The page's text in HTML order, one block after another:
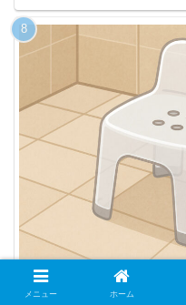
お風呂で大活躍する
メニュー ホーム